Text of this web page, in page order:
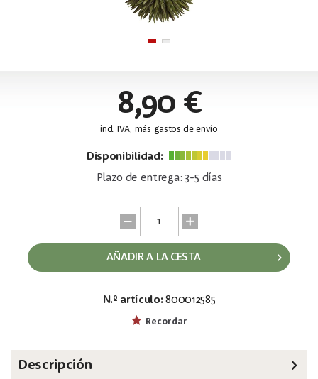
8,90 €
incl. IVA, más gastos de envío
Disponibilidad:
Plazo de entrega: 3-5 días
AÑADIR A LA CESTA
N.º artículo: 800012585
Recordar
Descripción